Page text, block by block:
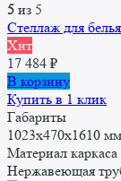
5 из 5
Стеллаж для
Хит
17 484 ₽
В корзину
Купить в 1 клик
Габариты
1023х470х1610 мм
Материал каркаса
Нержавеющая